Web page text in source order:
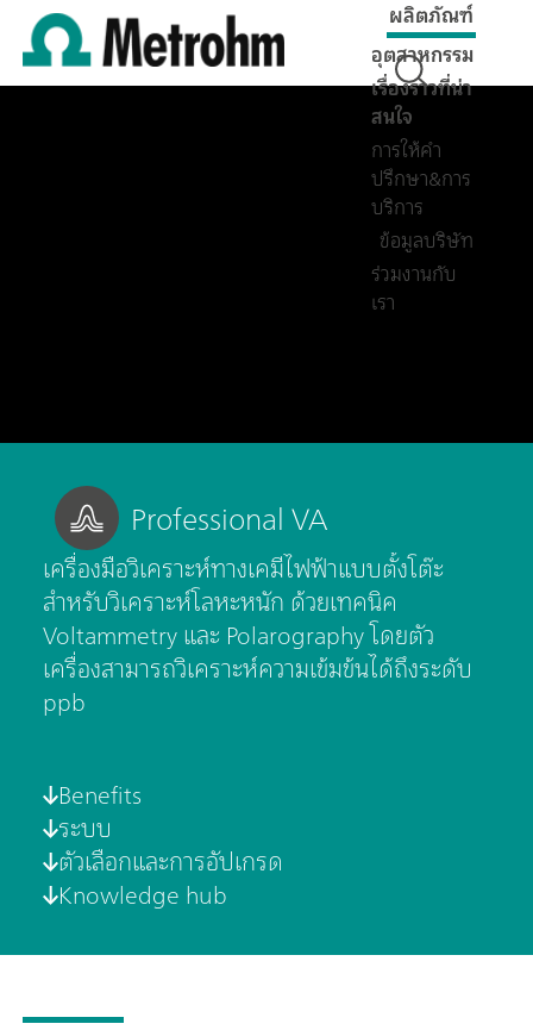
ผลิตภัณฑ์
อุตสาหกรรม
เรื่องราวที่น่า
สนใจ
การให้คำ
ปรึกษา&การ
บริการ
ข้อมูลบริษัท
ร่วมงานกับ
เรา
Professional VA
เครื่องมือวิเคราะห์ทางเคมีไฟฟ้าแบบตั้งโต๊ะ
สำหรับวิเคราะห์โลหะหนัก ด้วยเทคนิค
Voltammetry และ Polarography โดยตัว
เครื่องสามารถวิเคราะห์ความเข้มข้นได้ถึงระดับ
ppb
Benefits
ระบบ
ตัวเลือกและการอัปเกรด
Knowledge hub